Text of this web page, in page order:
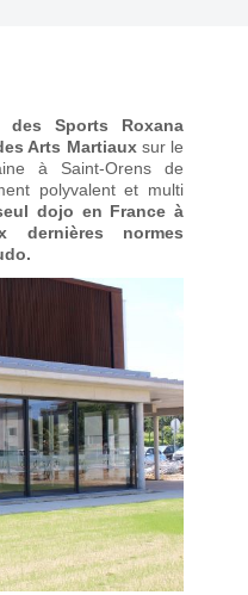
des Sports Roxana
Arts Martiaux sur le
à Saint-Orens de
polyvalent et multi
dojo en France à
dernières normes